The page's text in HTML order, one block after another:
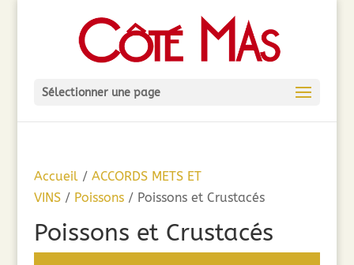
Sélectionner une page
Accueil/ ACCORDS METS ET
VINS/ Poissons/ Poissons et Crustacés
Poissons et Crustacés